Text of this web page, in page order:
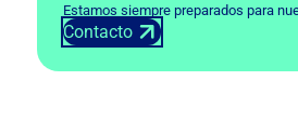
Estamos siempre preparados para
Contacto